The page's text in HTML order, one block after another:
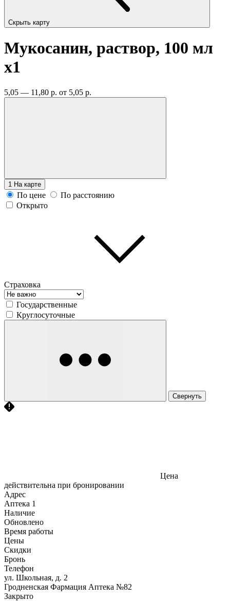
Скрыть карту
Мукосанин, раствор, 100 мл
x1
5,05 — 11,80 р. от 5,05 р.
1 На карте
По цене
По расстоянию
Открыто
Страховка
Государственные
Круглосуточные
Свернуть
Цена
действительна при бронировании
Адрес
Аптека 1
Наличие
Обновлено
Время работы
Цены
Скидки
Бронь
Телефон
ул. Школьная, д. 2
Гродненская Фармация Аптека №82
Закрыто